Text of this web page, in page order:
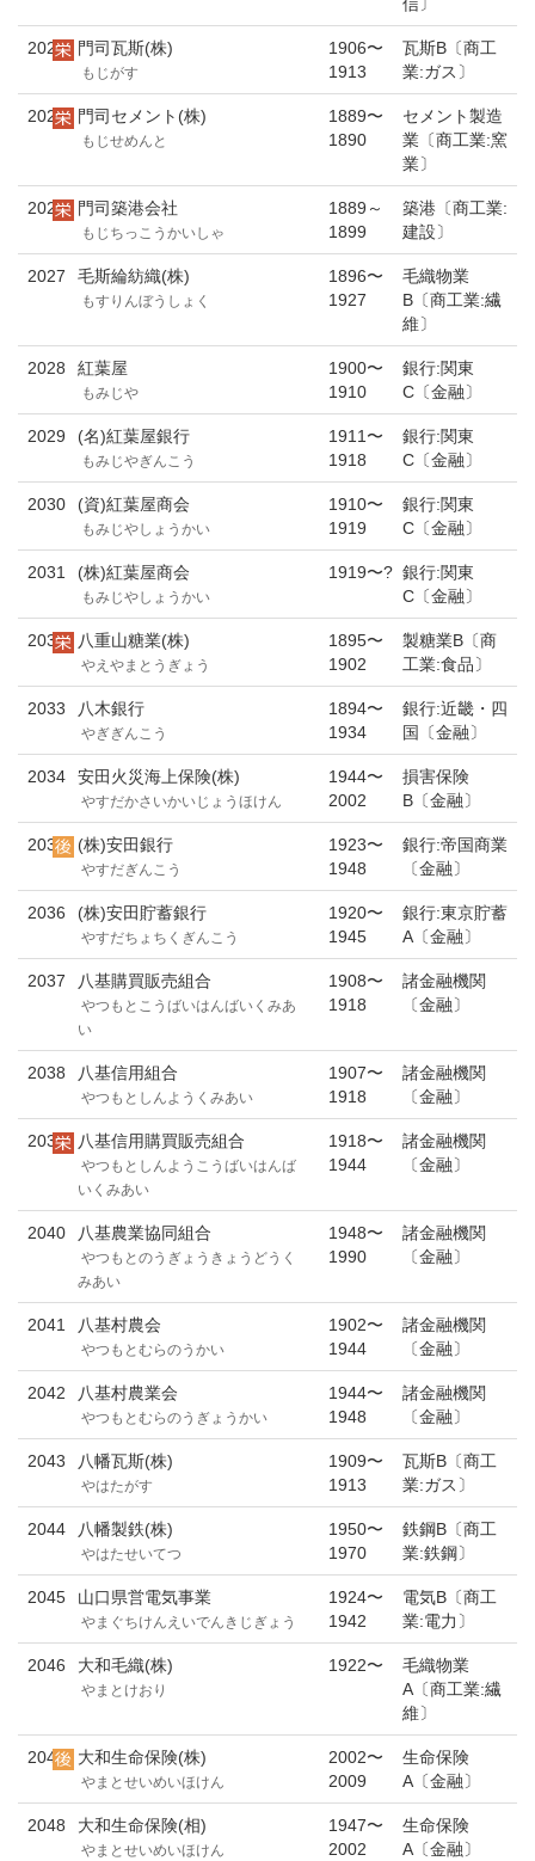
信〕
2024 門司瓦斯(株)
もじがす
1906〜
1913
瓦斯B〔商工
業:ガス〕
2025 門司セメント(株)
もじせめんと
1889〜
1890
セメント製造
業〔商工業:窯
業〕
2026 門司築港会社
もじちっこうかいしゃ
1889～
1899
築港〔商工業:
建設〕
2027 毛斯綸紡織(株)
もすりんぼうしょく
1896〜
1927
毛織物業
B〔商工業:繊
維〕
2028 紅葉屋
もみじや
1900〜
1910
銀行:関東
C〔金融〕
2029 (名)紅葉屋銀行
もみじやぎんこう
1911〜
1918
銀行:関東
C〔金融〕
2030 (資)紅葉屋商会
もみじやしょうかい
1910〜
1919
銀行:関東
C〔金融〕
2031 (株)紅葉屋商会
もみじやしょうかい
1919〜? 銀行:関東
C〔金融〕
2032 八重山糖業(株)
やえやまとうぎょう
1895〜
1902
製糖業B〔商
工業:食品〕
2033 八木銀行
やぎぎんこう
1894〜
1934
銀行:近畿・四
国〔金融〕
2034 安田火災海上保険(株)
やすだかさいかいじょうほけん
1944〜
2002
損害保険
B〔金融〕
2035 (株)安田銀行
やすだぎんこう
1923〜
1948
銀行:帝国商業
〔金融〕
2036 (株)安田貯蓄銀行
やすだちょちくぎんこう
1920〜
1945
銀行:東京貯蓄
A〔金融〕
2037 八基購買販売組合
やつもとこうばいはんばいくみあ
い
1908〜
1918
諸金融機関
〔金融〕
2038 八基信用組合
やつもとしんようくみあい
1907〜
1918
諸金融機関
〔金融〕
2039 八基信用購買販売組合
やつもとしんようこうばいはんば
いくみあい
1918〜
1944
諸金融機関
〔金融〕
2040 八基農業協同組合
やつもとのうぎょうきょうどうく
みあい
1948〜
1990
諸金融機関
〔金融〕
2041 八基村農会
やつもとむらのうかい
1902〜
1944
諸金融機関
〔金融〕
2042 八基村農業会
やつもとむらのうぎょうかい
1944〜
1948
諸金融機関
〔金融〕
2043 八幡瓦斯(株)
やはたがす
1909〜
1913
瓦斯B〔商工
業:ガス〕
2044 八幡製鉄(株)
やはたせいてつ
1950〜
1970
鉄鋼B〔商工
業:鉄鋼〕
2045 山口県営電気事業
やまぐちけんえいでんきじぎょう
1924〜
1942
電気B〔商工
業:電力〕
2046 大和毛織(株)
やまとけおり
1922〜
毛織物業
A〔商工業:繊
維〕
2047 大和生命保険(株)
やまとせいめいほけん
2002〜
2009
生命保険
A〔金融〕
2048 大和生命保険(相)
やまとせいめいほけん
1947〜
2002
生命保険
A〔金融〕